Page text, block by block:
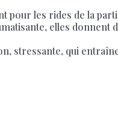
pour les rides de la
elles donnent
stressante, qui